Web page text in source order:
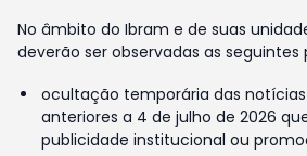
No âmbito do Ibram e de suas
deverão ser observadas as seguintes
ocultação temporária das
anteriores a 4 de julho de 2026
publicidade institucional ou